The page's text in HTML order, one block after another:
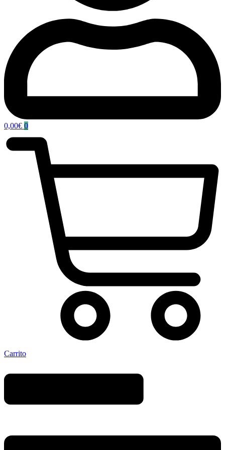
0,00€ 0
Carrito